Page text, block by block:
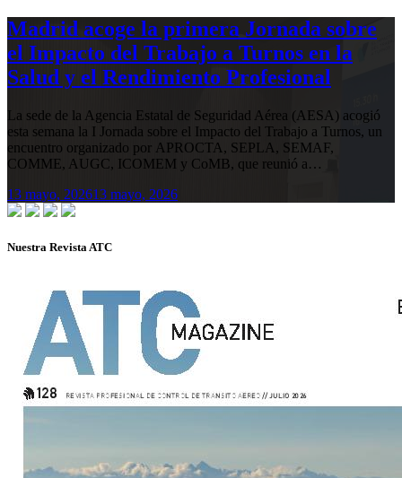
Madrid acoge la primera Jornada sobre
el Impacto del Trabajo a Turnos en la
Salud y el Rendimiento Profesional
La sede de la Agencia Estatal de Seguridad Aérea (AESA) acogió
esta semana la I Jornada sobre el Impacto del Trabajo a Turnos, un
encuentro organizado por APROCTA, SEPLA, SEMAF,
COMME, AUGC, ICOMEM y CoMB, que reunió a…
13 mayo, 202613 mayo, 2026
Nuestra Revista ATC